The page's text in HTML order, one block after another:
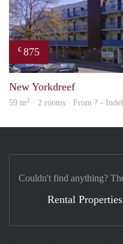
€ 875
New Yorkdreef
59 m2 · 2 rooms · From ? -
Couldn't find anything?
Rental Properties